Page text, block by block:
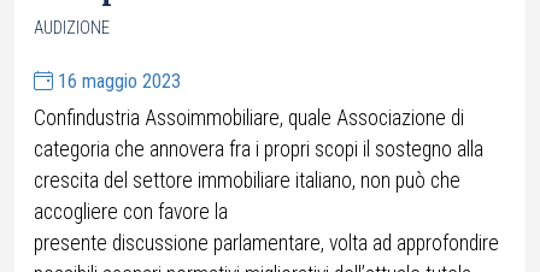
AUDIZIONE
16 maggio 2023
Confindustria Assoimmobiliare, quale Associazione di
categoria che annovera fra i propri scopi il sostegno alla
crescita del settore immobiliare italiano, non può che
accogliere con favore la
presente discussione parlamentare, volta ad approfondire